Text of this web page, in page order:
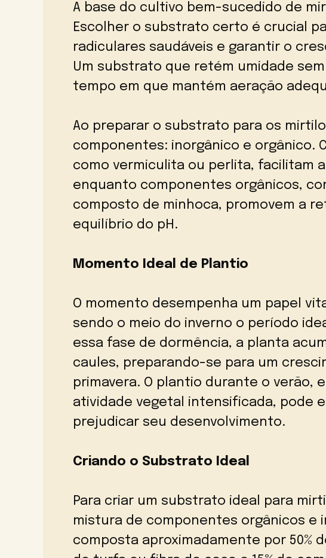
A base do cultivo bem-sucedido de
Escolher o substrato certo é crucial
radiculares saudáveis e garantir o
Um substrato que retém umidade
tempo em que mantém aeração
Ao preparar o substrato para os
componentes: inorgânico e orgânico.
como vermiculita ou perlita, facilitam
enquanto componentes orgânicos,
composto de minhoca, promovem a
equilíbrio do pH.
Momento Ideal de Plantio
O momento desempenha um papel
sendo o meio do inverno o período
essa fase de dormência, a planta
caules, preparando-se para um
primavera. O plantio durante o verão,
atividade vegetal intensificada, pode
prejudicar seu desenvolvimento.
Criando o Substrato Ideal
Para criar um substrato ideal para
mistura de componentes orgânicos e
composta aproximadamente por 50%